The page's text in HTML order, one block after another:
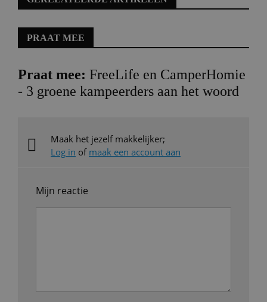
PRAAT MEE
Praat mee: FreeLife en CamperHomie
- 3 groene kampeerders aan het woord
Maak het jezelf makkelijker;
Log in of maak een account aan
Mijn reactie